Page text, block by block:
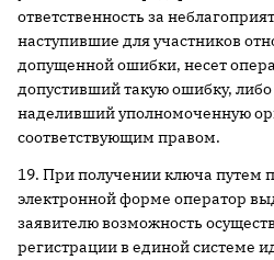
ответственность за
наступившие для участников
допущенной ошибки, несет
допустивший такую ошибку,
наделивший уполномоченную
соответствующим правом.
19. При получении ключа путем
электронной форме оператор
заявителю возможность
регистрации в единой системе